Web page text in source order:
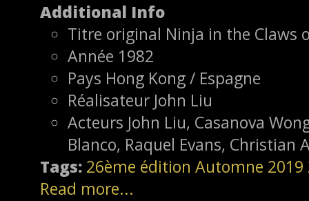
Additional Info
Titre original Ninja in the Claws
Année 1982
Pays Hong Kong / Espagne
Réalisateur John Liu
Acteurs John Liu, Casanova
Blanco, Raquel Evans, Christian
Tags: 26ème édition Automne 2019
Read more...